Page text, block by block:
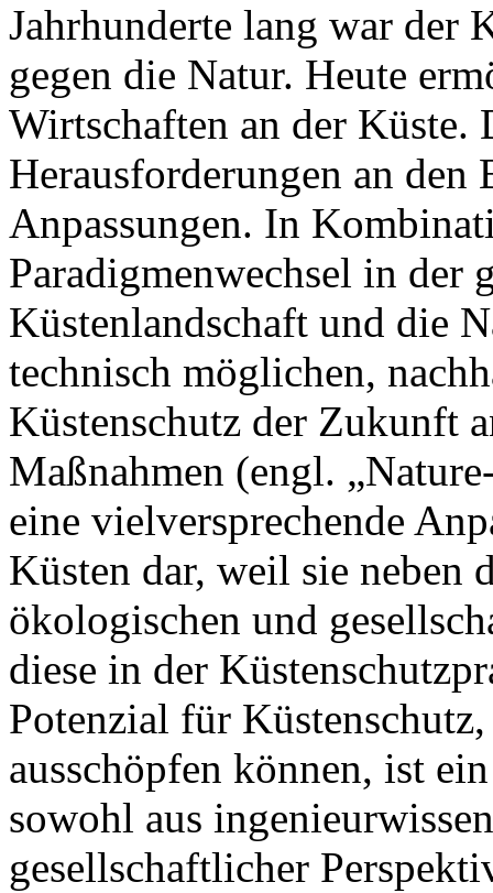
Jahrhunderte lang war der
gegen die Natur. Heute
Wirtschaften an der Küste.
Herausforderungen an den
Anpassungen. In
Paradigmenwechsel in der
Küstenlandschaft und die
technisch möglichen,
Küstenschutz der Zukunft
Maßnahmen (engl.
eine vielversprechende
Küsten dar, weil sie neben
ökologischen und
diese in der
Potenzial für
ausschöpfen können, ist
sowohl aus
gesellschaftlicher